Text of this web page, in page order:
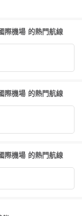
際機場 的熱門航線
際機場 的熱門航線
際機場 的熱門航線